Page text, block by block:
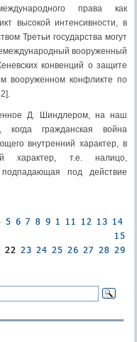
права как
высокой интенсивности, в
Третьи государства могут
вооруженный
конвенций о защите
вооруженном конфликте по
Д. Шиндлером, на наш
когда гражданская война
внутренний характер, в
характер, т.е. налицо,
подпадающая под действие